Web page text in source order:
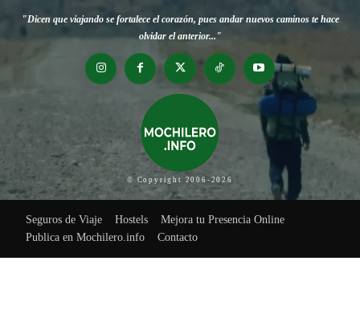
"Dicen que viajando se fortalece el corazón, pues andar nuevos caminos te hace
olvidar el anterior..."
© Copyright 2006-2026
Seguros de Viaje Hostels
Mejora tu Presencia Online
Publica en Mochilero.info
Contacto